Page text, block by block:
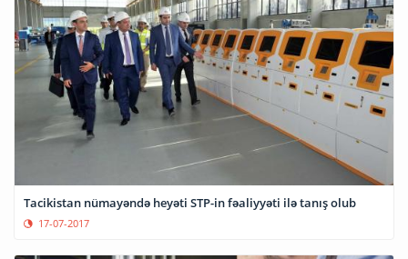
Tacikistan nümayəndə heyəti STP-in fəaliyyəti ilə tanış olub
17-07-2017